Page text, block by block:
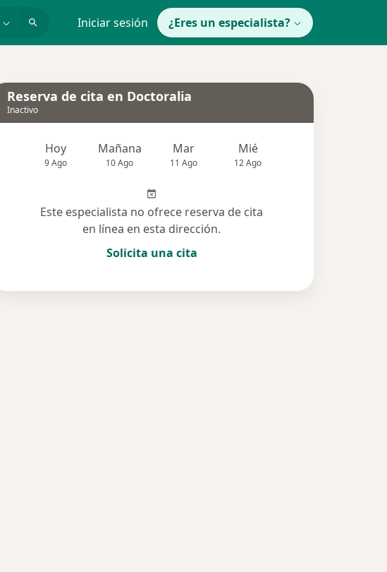
Iniciar sesión ¿Eres un especialista?
Reserva de cita en Doctoralia
Inactivo
Hoy
9 Ago
Mañana
10 Ago
Mar
11 Ago
Mié
12 Ago
Este especialista no ofrece reserva de cita
en línea en esta dirección.
Solicita una cita